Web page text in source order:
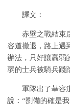
譯文：
赤壁之戰結束
容道撤退，路上遇
辦法，只好讓羸弱
弱的士兵被騎兵踐
軍隊出了華容
說：“劉備的確是